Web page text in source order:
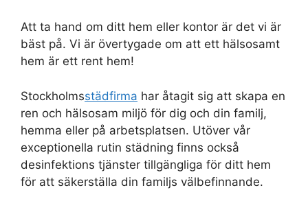
Att ta hand om ditt hem eller kontor är det vi är
bäst på. Vi är övertygade om att ett hälsosamt
hem är ett rent hem!
Stockholmsstädfirma har åtagit sig att skapa en
ren och hälsosam miljö för dig och din familj,
hemma eller på arbetsplatsen. Utöver vår
exceptionella rutin städning finns också
desinfektions tjänster tillgängliga för ditt hem
för att säkerställa din familjs välbefinnande.